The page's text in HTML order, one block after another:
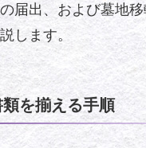
届出、および墓地
します。
を揃える手順